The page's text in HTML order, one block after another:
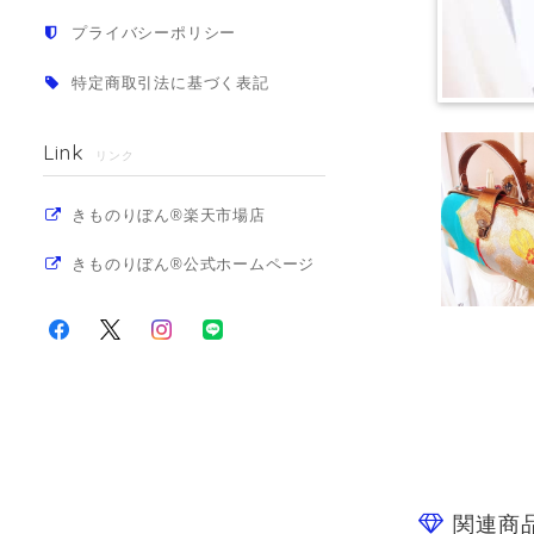
プライバシーポリシー
特定商取引法に基づく表記
Link リンク
きものりぼん®楽天市場店
きものりぼん®公式ホームページ
関連商